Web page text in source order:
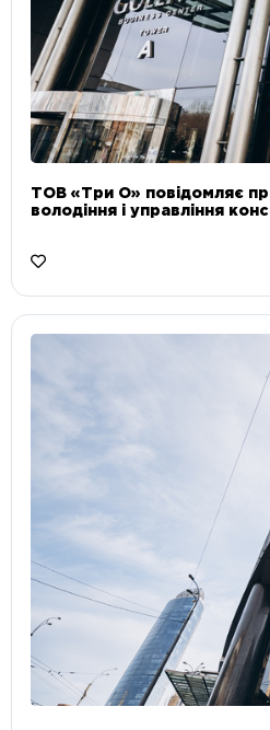
ТОВ «Три О» повідомляє
володіння і управління